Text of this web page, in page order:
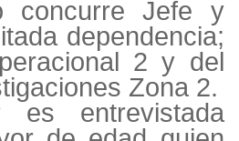
concurre Jefe y
dependencia;
2 y del
Zona 2.
entrevistada